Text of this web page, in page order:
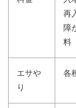
再
障
料
エサや
り
各